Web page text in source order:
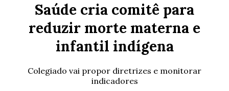
Saúde cria comitê para
reduzir morte materna e
infantil indígena
Colegiado vai propor diretrizes e monitorar
indicadores